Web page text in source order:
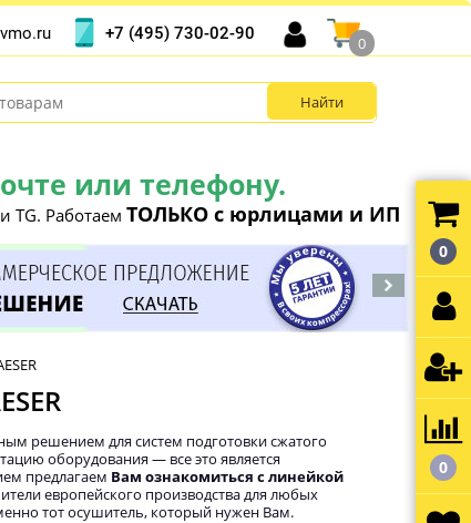
или телефону.
TG. Работаем ТОЛЬКО с юрлицами и ИП
+7 (495) 730-02-90
0
решением для систем подготовки сжатого
оборудования — все это является
предлагаем Вам ознакомиться с линейкой
европейского производства для любых
тот осушитель, который нужен Вам.
0
0